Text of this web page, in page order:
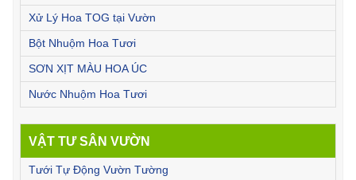
Xử Lý Hoa TOG tại Vườn
Bột Nhuộm Hoa Tươi
SƠN XỊT MÀU HOA ÚC
Nước Nhuộm Hoa Tươi
VẬT TƯ SÂN VƯỜN
Tưới Tự Động Vườn Tường